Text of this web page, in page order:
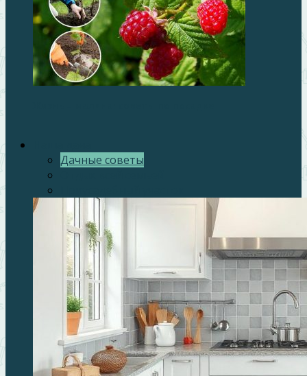
Дачные советы